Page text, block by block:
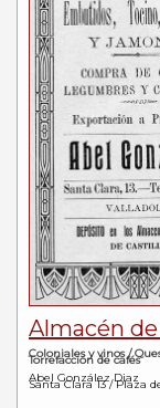
Almacén
Coloniales y vinos /
Torrefacción de cafés
Abel González Diaz
Santa Clara 13 / Plaza